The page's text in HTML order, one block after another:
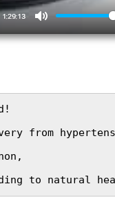
1:29:13
from
to natural